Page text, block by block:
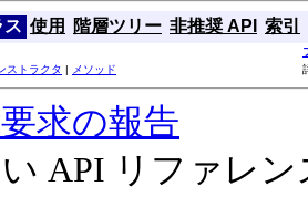
ス 使用 階層ツリー 非推奨 API 索引
ストラクタ | メソッド
求の報告
API リファレ